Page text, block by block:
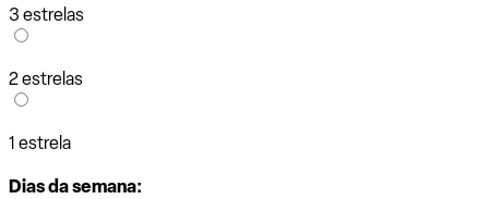
3 estrelas
2 estrelas
1 estrela
Dias da semana: